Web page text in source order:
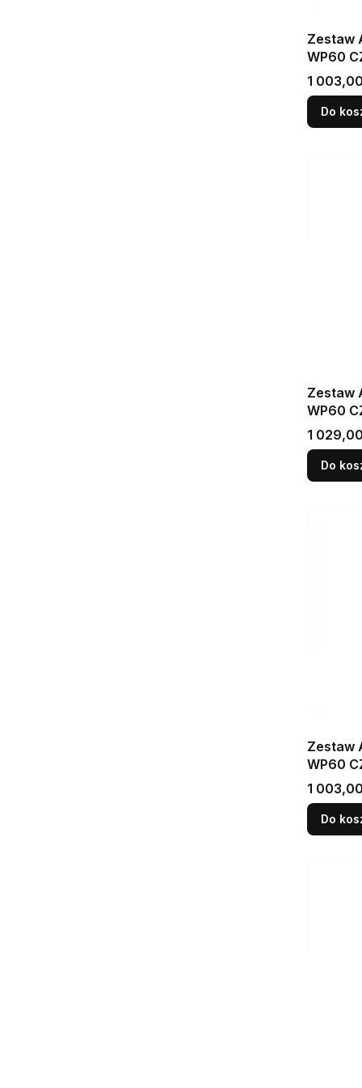
Zestaw Altus 60x30
WP60
Cena
1
Do
Zestaw Altus 60x36
WP60
Cena
1
Do
Zestaw
WP60
Cena
1
Do